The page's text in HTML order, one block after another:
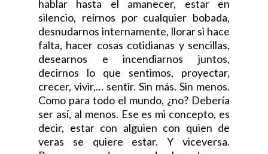
hablar hasta el amanecer, estar en
silencio, reírnos por cualquier bobada,
desnudarnos internamente, llorar si hace
falta, hacer cosas cotidianas y sencillas,
desearnos e incendiarnos juntos,
decirnos lo que sentimos, proyectar,
crecer, vivir,… sentir. Sin más. Sin menos.
Como para todo el mundo, ¿no? Debería
ser así, al menos. Ese es mi concepto, es
decir, estar con alguien con quien de
veras se quiere estar. Y viceversa.